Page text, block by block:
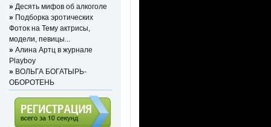
» Десять мифов об алкоголе
» Подборка эротических
Фоток на Тему актрисы,
модели, певицы...
» Алина Артц в журнале
Playboy
» ВОЛЬГА БОГАТЫРЬ-
ОБОРОТЕНЬ